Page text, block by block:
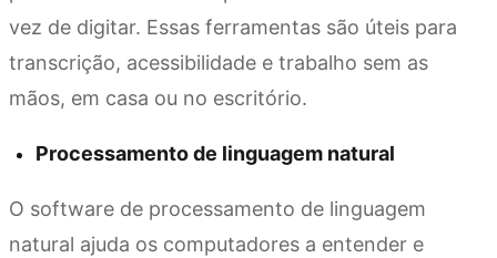
vez de digitar. Essas ferramentas são úteis para
transcrição, acessibilidade e trabalho sem as
mãos, em casa ou no escritório.
Processamento de linguagem natural
O software de processamento de linguagem
natural ajuda os computadores a entender e